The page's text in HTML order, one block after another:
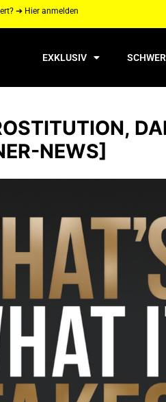
➔ Hier anmelden
EXKLUSIV
NEWS]